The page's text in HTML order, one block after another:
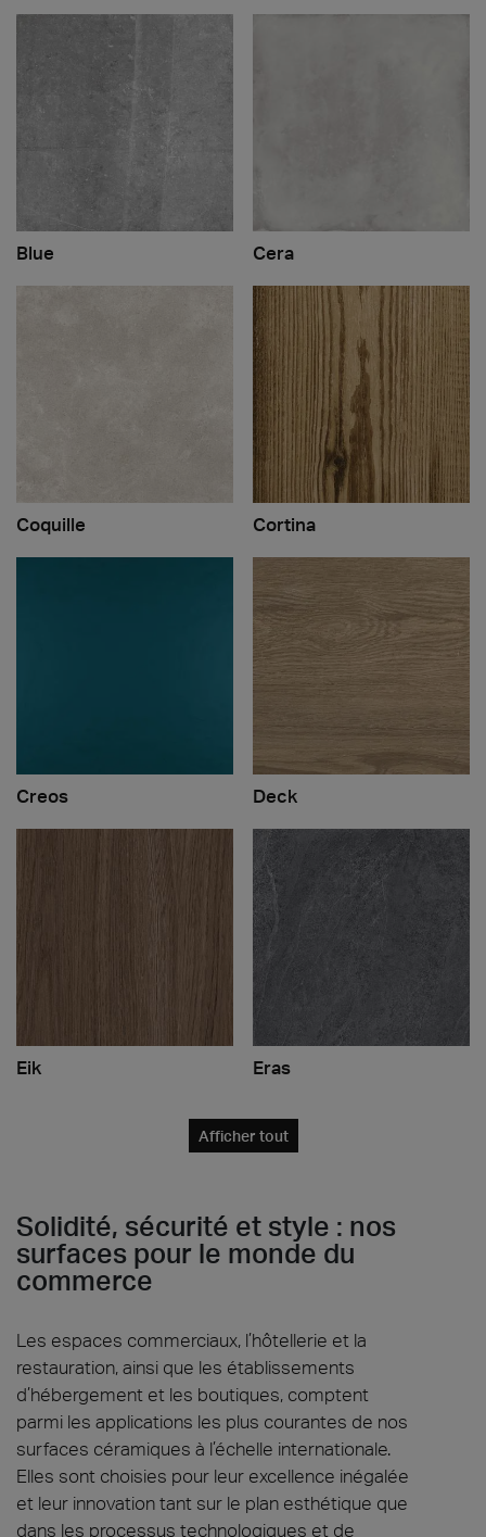
Blue Cera
Coquille Cortina
Creos Deck
Eik Eras
Afficher tout
Solidité, sécurité et style : nos
surfaces pour le monde du
commerce
Les espaces commerciaux, l’hôtellerie et la
restauration, ainsi que les établissements
d’hébergement et les boutiques, comptent
parmi les applications les plus courantes de nos
surfaces céramiques à l’échelle internationale.
Elles sont choisies pour leur excellence inégalée
et leur innovation tant sur le plan esthétique que
dans les processus technologiques et de